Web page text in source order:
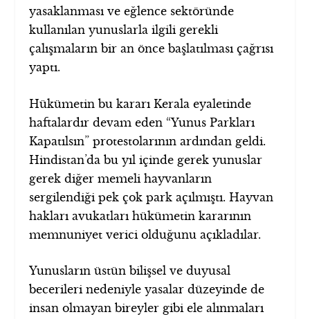
yasaklanması ve eğlence sektöründe
kullanılan yunuslarla ilgili gerekli
çalışmaların bir an önce başlatılması çağrısı
yaptı.
Hükümetin bu kararı Kerala eyaletinde
haftalardır devam eden “Yunus Parkları
Kapatılsın” protestolarının ardından geldi.
Hindistan’da bu yıl içinde gerek yunuslar
gerek diğer memeli hayvanların
sergilendiği pek çok park açılmıştı. Hayvan
hakları avukatları hükümetin kararının
memnuniyet verici olduğunu açıkladılar.
Yunusların üstün bilişsel ve duyusal
becerileri nedeniyle yasalar düzeyinde de
insan olmayan bireyler gibi ele alınmaları